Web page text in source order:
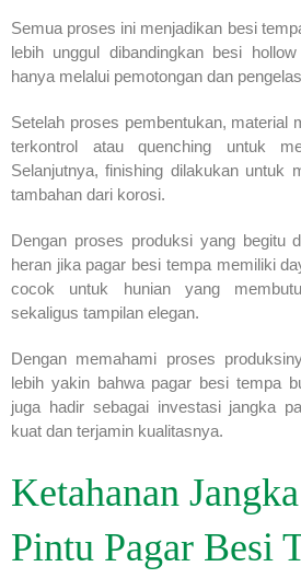
Semua proses ini menjadikan besi
lebih unggul dibandingkan besi
hanya melalui pemotongan dan
Setelah proses pembentukan, material
terkontrol atau quenching untuk
Selanjutnya, finishing dilakukan untuk
tambahan dari korosi.
Dengan proses produksi yang begitu
heran jika pagar besi tempa memiliki
cocok untuk hunian yang
sekaligus tampilan elegan.
Dengan memahami proses
lebih yakin bahwa pagar besi tempa
juga hadir sebagai investasi jangka
kuat dan terjamin kualitasnya.
Ketahanan
Pintu Pagar Besi